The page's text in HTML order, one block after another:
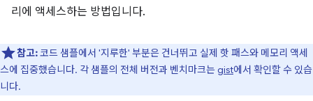
리에 액세스하는 방법입니다.
참고:코드 샘플에서 '지루한' 부분은 건너뛰고 실제 핫 패스와 메모리 액세
스에 집중했습니다. 각 샘플의 전체 버전과 벤치마크는gist에서 확인할 수 있습
니다.